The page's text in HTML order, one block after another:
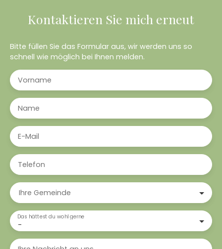
Kontaktieren Sie mich erneut
Bitte füllen Sie das Formular aus, wir werden uns so
schnell wie möglich bei Ihnen melden.
Vorname
Name
E-Mail
Telefon
Ihre Gemeinde
-
Das hättest du wohl gerne